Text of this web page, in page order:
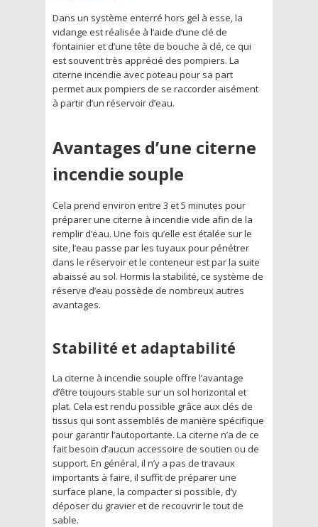
Dans un système enterré hors gel à esse, la
vidange est réalisée à l’aide d’une clé de
fontainier et d’une tête de bouche à clé, ce qui
est souvent très apprécié des pompiers. La
citerne incendie avec poteau pour sa part
permet aux pompiers de se raccorder aisément
à partir d’un réservoir d’eau.
Avantages d’une citerne
incendie souple
Cela prend environ entre 3 et 5 minutes pour
préparer une citerne à incendie vide afin de la
remplir d’eau. Une fois qu’elle est étalée sur le
site, l’eau passe par les tuyaux pour pénétrer
dans le réservoir et le conteneur est par la suite
abaissé au sol. Hormis la stabilité, ce système de
réserve d’eau possède de nombreux autres
avantages.
Stabilité et adaptabilité
La citerne à incendie souple offre l’avantage
d’être toujours stable sur un sol horizontal et
plat. Cela est rendu possible grâce aux clés de
tissus qui sont assemblés de manière spécifique
pour garantir l’autoportante. La citerne n’a de ce
fait besoin d’aucun accessoire de soutien ou de
support. En général, il n’y a pas de travaux
importants à faire, il suffit de préparer une
surface plane, la compacter si possible, d’y
déposer du gravier et de recouvrir le tout de
sable.